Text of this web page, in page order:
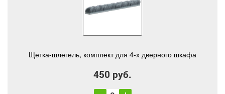
Щетка-шлегель, комплект для 4-х дверного шкафа
450 руб.